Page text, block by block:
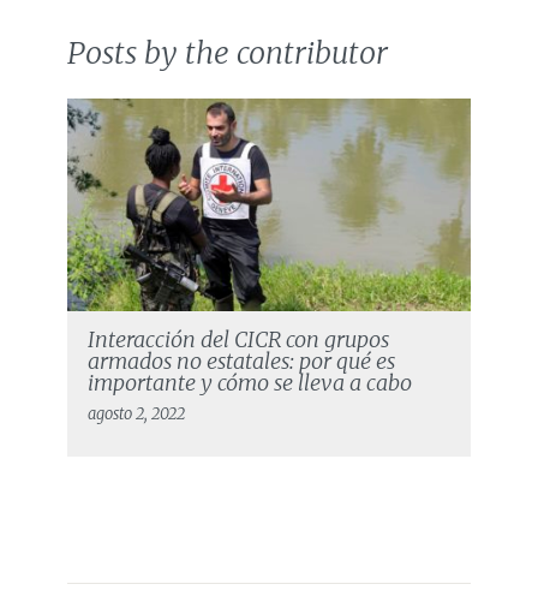
Posts by the contributor
Interacción del CICR con grupos
armados no estatales: por qué es
importante y cómo se lleva a cabo
agosto 2, 2022